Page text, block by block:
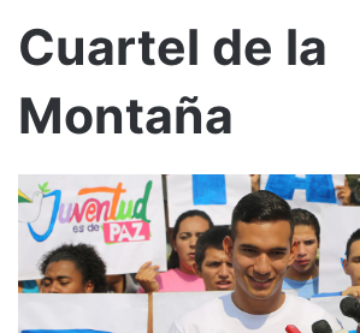
Cuartel de la
Montaña